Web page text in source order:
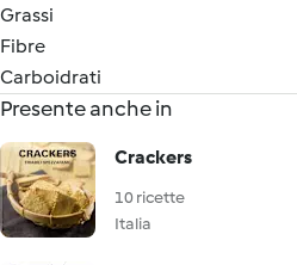
Grassi
Fibre
Carboidrati
Presente anche in
Crackers
10 ricette
Italia